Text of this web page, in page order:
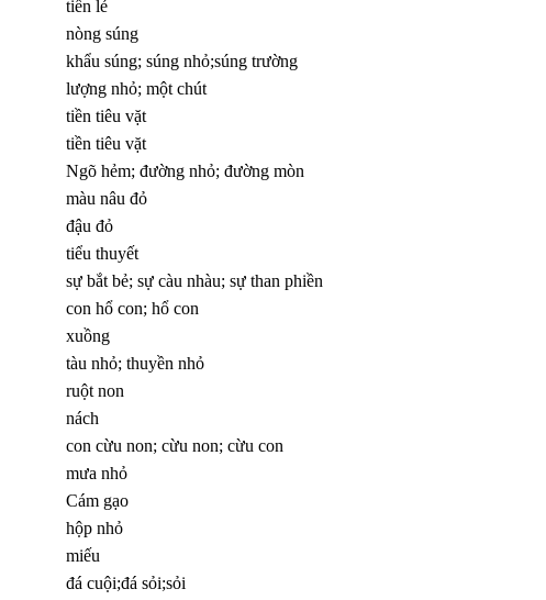
tiền lẻ
nòng súng
khẩu súng; súng nhỏ;súng trường
lượng nhỏ; một chút
tiền tiêu vặt
tiền tiêu vặt
Ngõ hẻm; đường nhỏ; đường mòn
màu nâu đỏ
đậu đỏ
tiểu thuyết
sự bắt bẻ; sự càu nhàu; sự than phiền
con hổ con; hổ con
xuồng
tàu nhỏ; thuyền nhỏ
ruột non
nách
con cừu non; cừu non; cừu con
mưa nhỏ
Cám gạo
hộp nhỏ
miếu
đá cuội;đá sỏi;sỏi